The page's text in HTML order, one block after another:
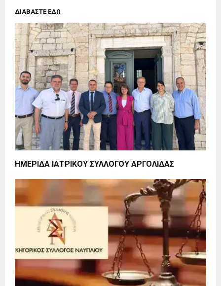
ΔΙΑΒΑΣΤΕ ΕΔΩ
ΗΜΕΡΙΔΑ ΙΑΤΡΙΚΟΥ ΣΥΛΛΟΓΟΥ ΑΡΓΟΛΙΔΑΣ